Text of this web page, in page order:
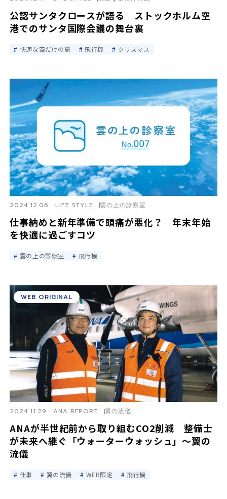
公認サンタクロースが語る ストックホルム空
港でのサンタ国際会議の舞台裏
快適な空だけの旅 飛行機 クリスマス
仕事納めと新年準備で頭痛が悪化？ 年末年始
を快適に過ごすコツ
2024.12.06 LIFE STYLE 雲の上の診察室
雲の上の診察室 飛行機
ANAが半世紀前から取り組むCO2削減 整備士
が未来へ継ぐ「ウォーターウォッシュ」〜翼の
流儀
2024.11.29 ANA REPORT 翼の流儀
WEB ORIGINAL
仕事 翼の流儀 WEB限定 飛行機